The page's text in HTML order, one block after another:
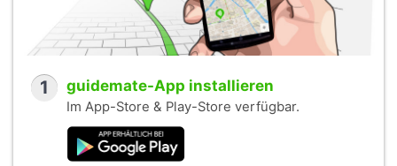
1 guidemate-App installieren
Im App-Store & Play-Store verfügbar.